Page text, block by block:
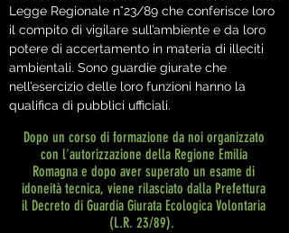
Legge Regionale n°23/89 che conferisce loro
il compito di vigilare sull’ambiente e da loro
potere di accertamento in materia di illeciti
ambientali. Sono guardie giurate che
nell’esercizio delle loro funzioni hanno la
qualifica di pubblici ufficiali.
Dopo un corso di formazione da noi organizzato
con l'autorizzazione della Regione Emilia
Romagna e dopo aver superato un esame di
idoneità tecnica, viene rilasciato dalla Prefettura
il Decreto di Guardia Giurata Ecologica Volontaria
(L.R. 23/89).